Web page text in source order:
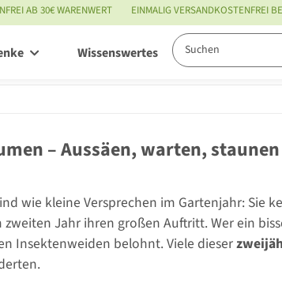
AB 30€ WARENWERT EINMALIG VERSANDKOSTENFREI
Wissenswertes Service
– Aussäen, warten, staunen
wie kleine Versprechen im Gartenjahr: Sie
zweiten Jahr ihren großen Auftritt. Wer ein
Insektenweiden belohnt. Viele dieser